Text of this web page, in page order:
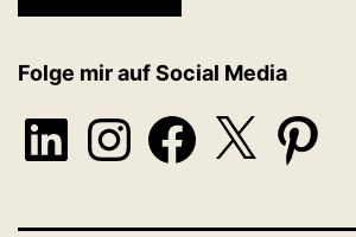
Folge mir auf Social Media
LinkedInInstagramFacebook
X Pinterest